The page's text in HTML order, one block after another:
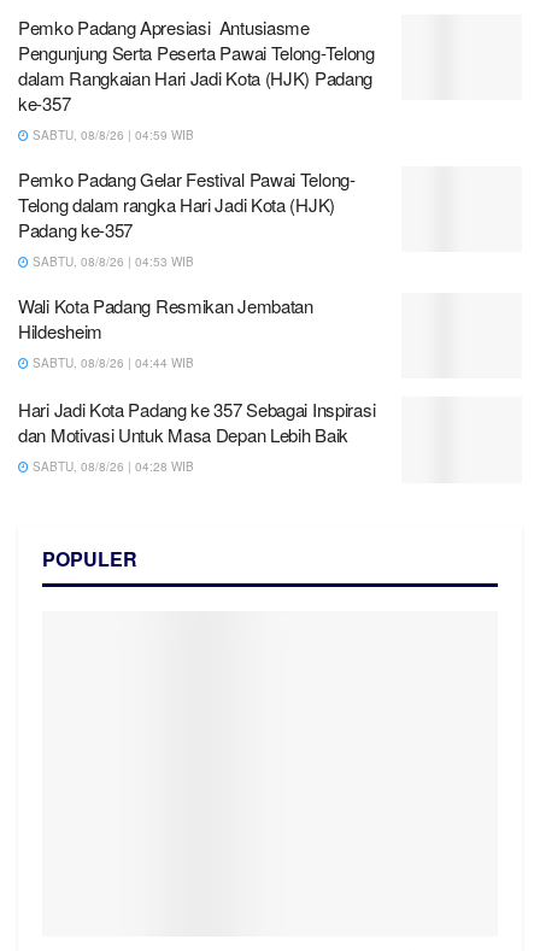
Pemko Padang Apresiasi Antusiasme
Pengunjung Serta Peserta Pawai Telong-Telong
dalam Rangkaian Hari Jadi Kota (HJK) Padang
ke-357
SABTU, 08/8/26 | 04:59 WIB
Pemko Padang Gelar Festival Pawai Telong-
Telong dalam rangka Hari Jadi Kota (HJK)
Padang ke-357
SABTU, 08/8/26 | 04:53 WIB
Wali Kota Padang Resmikan Jembatan
Hildesheim
SABTU, 08/8/26 | 04:44 WIB
Hari Jadi Kota Padang ke 357 Sebagai Inspirasi
dan Motivasi Untuk Masa Depan Lebih Baik
SABTU, 08/8/26 | 04:28 WIB
POPULER